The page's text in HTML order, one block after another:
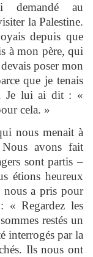
demandé au
la Palestine.
depuis que
à mon père, qui
poser mon
que je tenais
Je lui ai dit : «
cela. »
nous menait à
avons fait
sont partis –
étions heureux
nous a pris pour
« Regardez les
restés un
interrogés par la
Ils nous ont